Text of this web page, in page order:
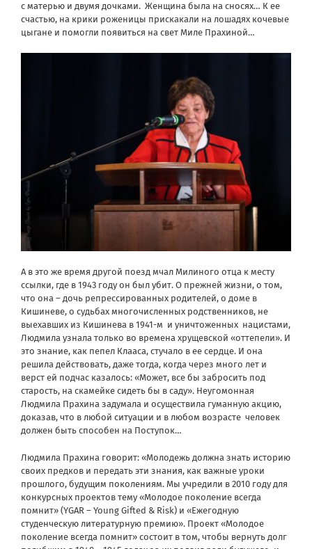
с матерью и двумя дочками. Женщина была на сносях… К ее
счастью, на крики роженицы прискакали на лошадях кочевые
цыгане и помогли появиться на свет Миле Прахиной…
А в это же время другой поезд мчал Милиного отца к месту
ссылки, где в 1943 году он был убит. О прежней жизни, о том,
что она – дочь репрессированных родителей, о доме в
Кишиневе, о судьбах многочисленных родственников, не
выехавших из Кишинева в 1941-м и уничтоженных нацистами,
Людмила узнала только во времена хрущевской «оттепели». И
это знание, как пепел Клааса, стучало в ее сердце. И она
решила действовать, даже тогда, когда через много лет и
верст ей подчас казалось: «Может, все бы забросить под
старость, на скамейке сидеть бы в саду». Неугомонная
Людмила Прахина задумала и осуществила гуманную акцию,
доказав, что в любой ситуации и в любом возрасте человек
должен быть способен на Поступок…
Людмила Прахина говорит: «Молодежь должна знать историю
своих предков и передать эти знания, как важные уроки
прошлого, будущим поколениям. Мы учредили в 2010 году для
конкурсных проектов тему «Молодое поколение всегда
помнит» (YGAR – Young Gifted & Risk) и «Ежегодную
студенческую литературную премию». Проект «Молодое
поколение всегда помнит» состоит в том, чтобы вернуть долг